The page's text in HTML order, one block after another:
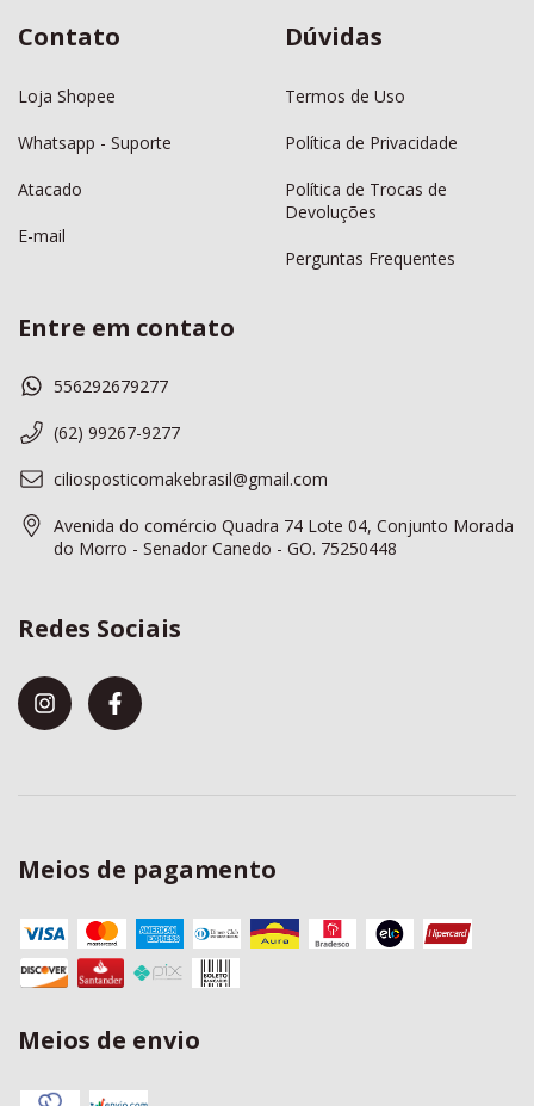
Contato
Loja Shopee
Whatsapp - Suporte
Atacado
E-mail
Dúvidas
Termos de Uso
Política de Privacidade
Política de Trocas de
Devoluções
Perguntas Frequentes
Entre em contato
556292679277
(62) 99267-9277
ciliosposticomakebrasil@gmail.com
Avenida do comércio Quadra 74 Lote 04, Conjunto Morada
do Morro - Senador Canedo - GO. 75250448
Redes Sociais
Meios de pagamento
Meios de envio